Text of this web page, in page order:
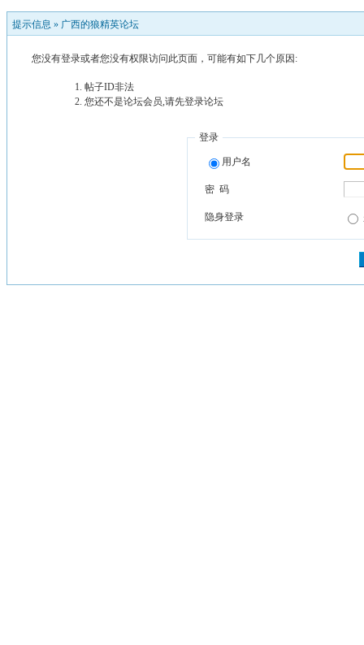
提示信息 » 广西的狼精英论坛
您没有登录或者您没有权限访问此页面，可能有如下几个原因:
帖子ID非法
您还不是论坛会员,请先登录论坛
登录
用户名
密 码
隐身登录